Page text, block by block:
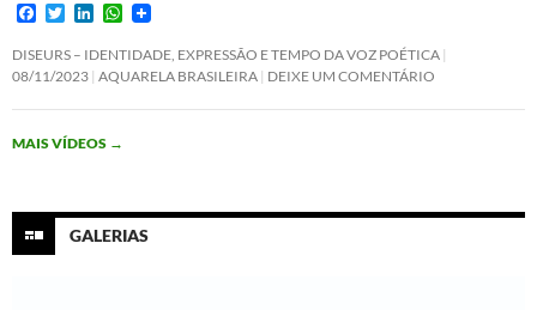
F
c
e
b
o
k
T
i
t
t
e
n
k
e
d
n
W
a
t
s
A
DISEURS – IDENTIDADE, EXPRESSÃO E TEMPO DA VOZ POÉTICA
08/11/2023 AQUARELA BRASILEIRA DEIXE UM COMENTÁRIO
MAIS VÍDEOS →
GALERIAS